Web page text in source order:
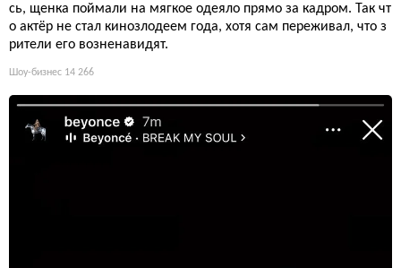
сь, щенка поймали на мягкое одеяло прямо за кадром. Так чт
о актёр не стал кинозлодеем года, хотя сам переживал, что з
рители его возненавидят.
Шоу-бизнес 14 266